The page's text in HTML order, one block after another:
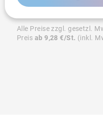
Alle Preise zzgl. gesetzl.
Preis ab 9,28 €/St. (inkl.